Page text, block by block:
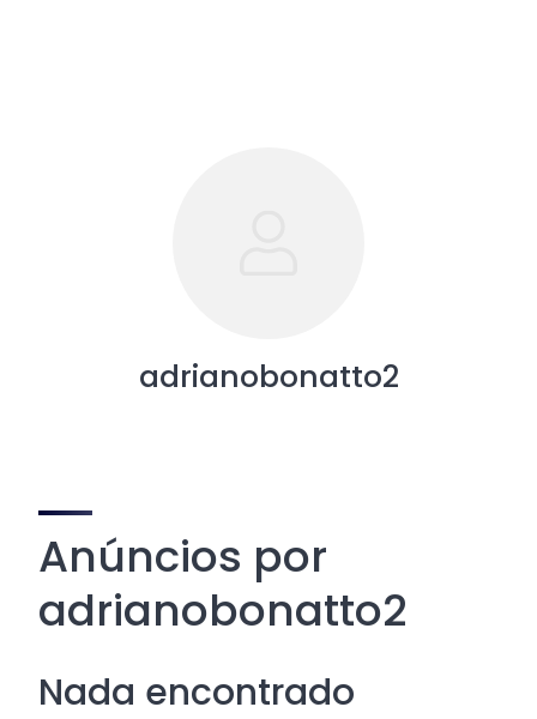
adrianobonatto2
Anúncios por
adrianobonatto2
Nada encontrado